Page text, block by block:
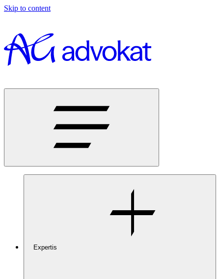
Skip to content
Expertis